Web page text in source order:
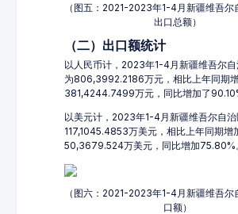
（图五：2021-2023年1-4月新疆维吾尔
出口总额）
（二）出口额统计
以人民币计，2023年1-4月新疆维吾尔
为806,3992.2186万元，相比上年同期
381,4244.7499万元，同比增加了
以美元计，2023年1-4月新疆维吾尔自治
117,1045.4853万美元，相比上年同期增
50,3679.524万美元，同比增加75.80%
（图六：2021-2023年1-4月新疆维吾尔
口额）